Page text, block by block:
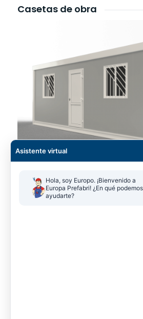
Casetas de obra
Alquiler y venta (nuevas o de
prefabricadas modulares
Asistente virtual
Hola, soy Europo. ¡Bienvenido a
Europa Prefabri! ¿En qué podemos
ayudarte?